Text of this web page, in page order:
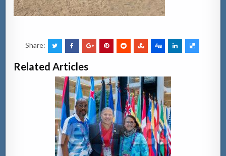
Share:
Related Articles